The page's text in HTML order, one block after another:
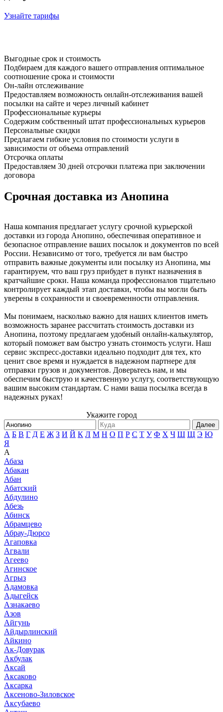
Узнайте тарифы
Выгодные срок и стоимость
Подбираем для каждого вашего отправления оптимальное
соотношение срока и стоимости
Он-лайн отслеживание
Предоставляем возможность онлайн-отслеживания вашей
посылки на сайте и через личный кабинет
Профессиональные курьеры
Содержим собственный штат профессиональных курьеров
Персональные скидки
Предлагаем гибкие условия по стоимости услуги в
зависимости от объема отправлений
Отсрочка оплаты
Предоставляем 30 дней отсрочки платежа при заключении
договора
Срочная доставка из Анопина
Наша компания предлагает услугу срочной курьерской
доставки из города Анопино, обеспечивая оперативное и
безопасное отправление ваших посылок и документов по всей
России. Независимо от того, требуется ли вам быстро
отправить важные документы или посылку из Анопина, мы
гарантируем, что ваш груз прибудет в пункт назначения в
кратчайшие сроки. Наша команда профессионалов тщательно
контролирует каждый этап доставки, чтобы вы могли быть
уверены в сохранности и своевременности отправления.
Мы понимаем, насколько важно для наших клиентов иметь
возможность заранее рассчитать стоимость доставки из
Анопина, поэтому предлагаем удобный онлайн-калькулятор,
который поможет вам быстро узнать стоимость услуги. Наш
сервис экспресс-доставки идеально подходит для тех, кто
ценит свое время и нуждается в надежном партнере для
отправки грузов и документов. Доверьтесь нам, и мы
обеспечим быструю и качественную услугу, соответствующую
вашим высоким стандартам. С нами ваша посылка всегда в
надежных руках!
Укажите город
Далее
А Б В Г Д Е Ж З И Й К Л М Н О П Р С Т У Ф Х Ч Ш Щ Э Ю
Я
А
Абаза
Абакан
Абан
Абатский
Абдулино
Абезь
Абинск
Абрамцево
Абрау-Дюрсо
Агаповка
Агвали
Агеево
Агинское
Агрыз
Адамовка
Адыгейск
Азнакаево
Азов
Айгунь
Айдырлинский
Айкино
Ак-Довурак
Акбулак
Аксай
Аксаково
Аксарка
Аксеново-Зиловское
Аксубаево